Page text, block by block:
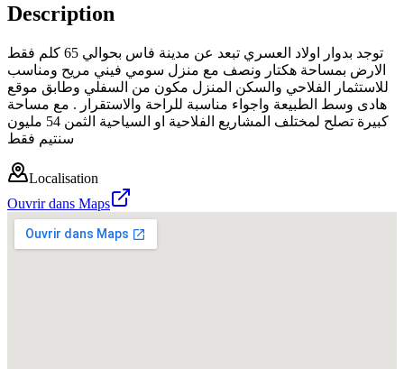
Description
توجد بدوار اولاد العسري تبعد عن مدينة فاس بحوالي 65 كلم فقط
الارض بمساحة هكتار ونصف مع منزل سومي فيني مريح ومناسب
للاستثمار الفلاحي والسكن المنزل مكون من السفلي وطابق موقع
هادى وسط الطبيعة واجواء مناسبة للراحة والاستقرار . مع مساحة
كبيرة تصلح لمختلف المشاريع الفلاحية او السياحية الثمن 54 مليون
سنتيم فقط
Localisation
Ouvrir dans Maps